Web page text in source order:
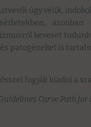
úgy vélik,
keveset
patogéneket is
fogják kiadni a
Carve Path for